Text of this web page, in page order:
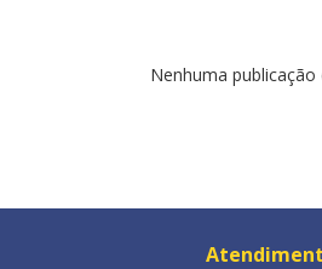
Nenhuma publicação